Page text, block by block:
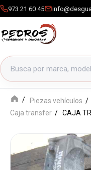
973 21 60 45
Buscar productos
Piezas vehículos
Caja transfer
CAJA